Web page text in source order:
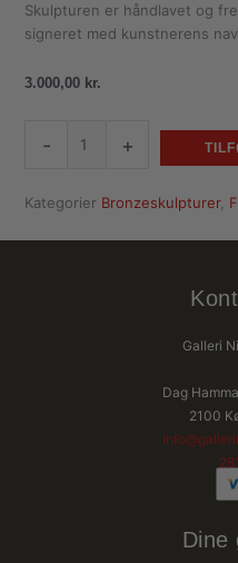
Skulpturen er håndlavet og
signeret med kunstnerens
3.000,00 kr.
- +
Kategorier Bronzeskulpturer,
Galleri
Dag
2100
Dine